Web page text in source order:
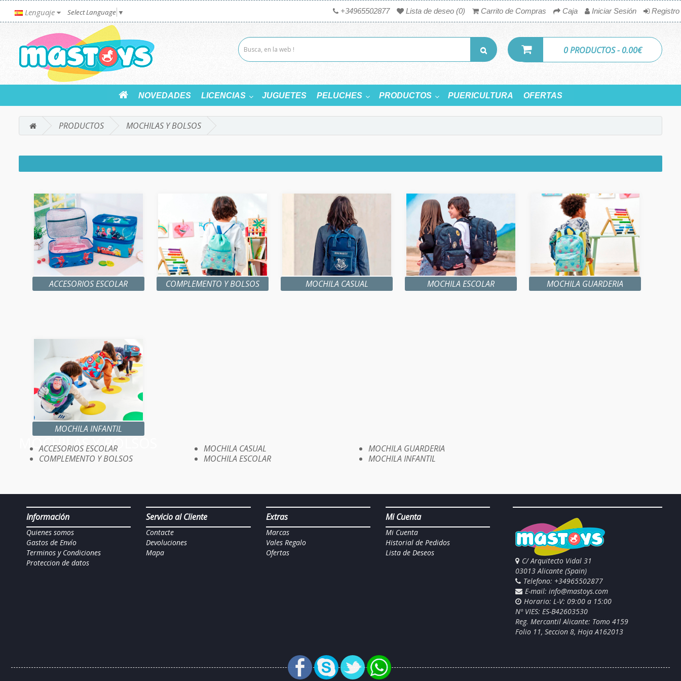
Lenguaje Select Language ▼ +34965502877 Lista de deseo (0) Carrito de Compras Caja Iniciar Sesión Registro
0 PRODUCTOS - 0.00€
NOVEDADES LICENCIAS JUGUETES PELUCHES PRODUCTOS PUERICULTURA OFERTAS
PRODUCTOS MOCHILAS Y BOLSOS
ACCESORIOS ESCOLAR COMPLEMENTO Y BOLSOS MOCHILA CASUAL MOCHILA ESCOLAR MOCHILA GUARDERIA
MOCHILA INFANTIL
MOCHILAS Y BOLSOS
ACCESORIOS ESCOLAR
COMPLEMENTO Y BOLSOS
MOCHILA CASUAL
MOCHILA ESCOLAR
MOCHILA GUARDERIA
MOCHILA INFANTIL
Información
Quienes somos
Gastos de Envío
Terminos y Condiciones
Proteccion de datos
Servicio al Cliente
Contacte
Devoluciones
Mapa
Extras
Marcas
Vales Regalo
Ofertas
Mi Cuenta
Mi Cuenta
Historial de Pedidos
Lista de Deseos
C/ Arquitecto Vidal 31
03013 Alicante (Spain)
Telefono: +34965502877
E-mail: info@mastoys.com
Horario: L-V: 09:00 a 15:00
Nº VIES: ES-B42603530
Reg. Mercantil Alicante: Tomo 4159
Folio 11, Seccion 8, Hoja A162013